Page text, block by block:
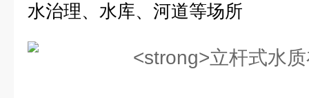
水治理、水库、河道等场所